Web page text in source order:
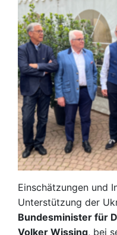
Einschätzungen und
Unterstützung der
Bundesminister für
Volker Wissing, bei